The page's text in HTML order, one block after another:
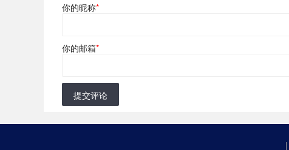
你的昵称*
你的邮箱*
提交评论